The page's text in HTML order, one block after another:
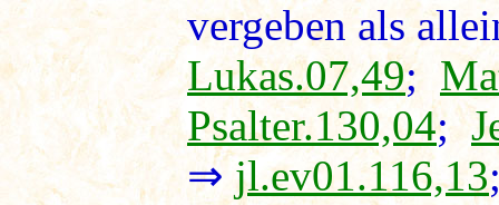
vergeben als
Lukas.07,49;
Psalter.130,04;
⇒jl.ev01.116,13